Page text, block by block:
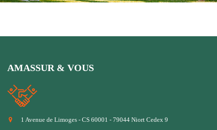
AMASSUR & VOUS
1 Avenue de Limoges - CS 60001 - 79044 Niort Cedex 9